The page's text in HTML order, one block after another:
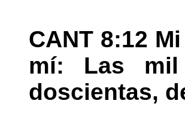
CANT 8:12
mí: Las mil
doscientas,